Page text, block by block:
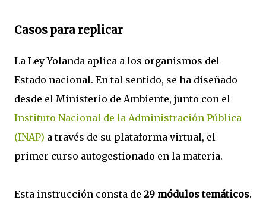
Casos para replicar
La Ley Yolanda aplica a los organismos del
Estado nacional. En tal sentido, se ha diseñado
desde el Ministerio de Ambiente, junto con el
Instituto Nacional de la Administración Pública
(INAP) a través de su plataforma virtual, el
primer curso autogestionado en la materia.
Esta instrucción consta de 29 módulos temáticos.